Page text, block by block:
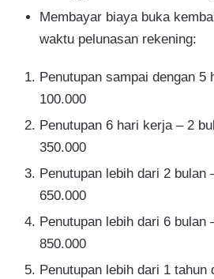
Membayar biaya buka
waktu pelunasan rekening:
Penutupan sampai dengan
100.000
Penutupan 6 hari kerja – 2
350.000
Penutupan lebih dari 2 bulan
650.000
Penutupan lebih dari 6 bulan
850.000
Penutupan lebih dari 1 tahun